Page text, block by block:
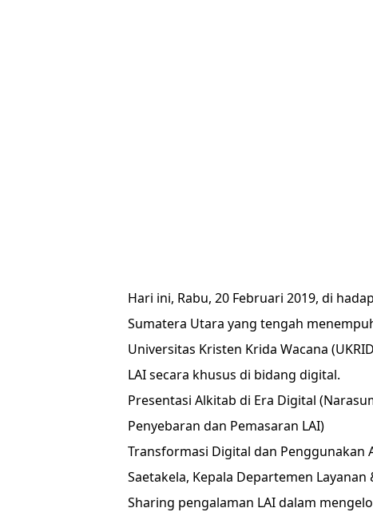
Hari ini, Rabu, 20 Februari 2019, di
Sumatera Utara yang tengah
Universitas Kristen Krida Wacana
LAI secara khusus di bidang digital.
Presentasi Alkitab di Era Digital
Penyebaran dan Pemasaran LAI)
Transformasi Digital dan Penggunakan
Saetakela, Kepala Departemen
Sharing pengalaman LAI dalam